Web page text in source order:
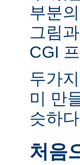
부분
그림
CGI
두가
미 만
슷하
처음